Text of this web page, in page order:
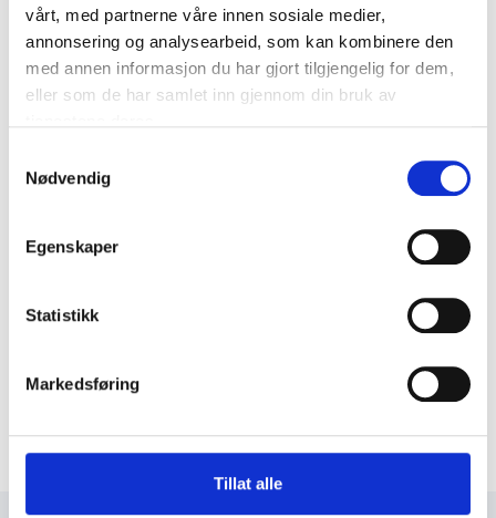
vårt, med partnerne våre innen sosiale medier,
annonsering og analysearbeid, som kan kombinere den
med annen informasjon du har gjort tilgjengelig for dem,
eller som de har samlet inn gjennom din bruk av
Nødvendig
Egenskaper
Statistikk
Markedsføring
Tillat alle